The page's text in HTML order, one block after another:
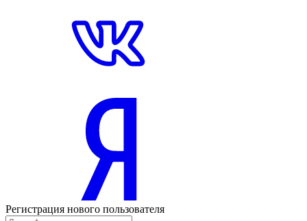
Регистрация нового пользователя